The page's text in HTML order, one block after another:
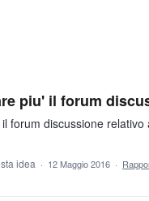
piu' il forum
forum discussione relativo
idea · 12 Maggio 2016 ·